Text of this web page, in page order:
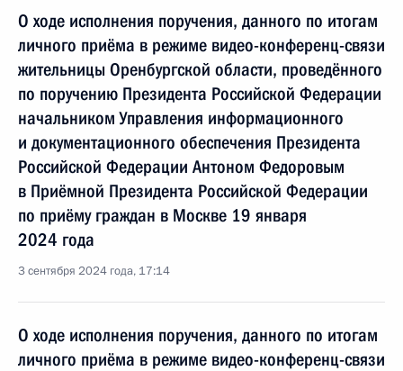
О ходе исполнения поручения, данного по итогам
личного приёма в режиме видео-конференц-связи
жительницы Оренбургской области, проведённого
по поручению Президента Российской Федерации
начальником Управления информационного
и документационного обеспечения Президента
Российской Федерации Антоном Федоровым
в Приёмной Президента Российской Федерации
по приёму граждан в Москве 19 января
2024 года
3 сентября 2024 года, 17:14
О ходе исполнения поручения, данного по итогам
личного приёма в режиме видео-конференц-связи